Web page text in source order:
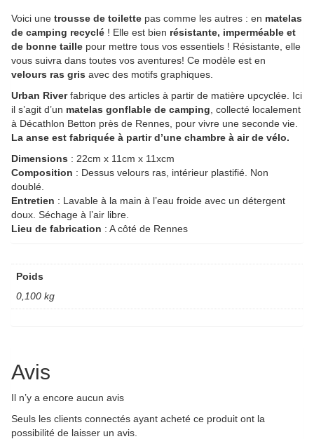
Voici une trousse de toilette pas comme les autres : en matelas
de camping recyclé ! Elle est bien résistante, imperméable et
de bonne taille pour mettre tous vos essentiels ! Résistante, elle
vous suivra dans toutes vos aventures! Ce modèle est en
velours ras gris avec des motifs graphiques.
Urban Riverfabrique des articles à partir de matière upcyclée. Ici
il s’agit d’un matelas gonflable de camping, collecté localement
à Décathlon Betton près de Rennes, pour vivre une seconde vie.
La anse est fabriquée à partir d’une chambre à air de vélo.
Dimensions : 22cm x 11cm x 11xcm
Composition : Dessus velours ras, intérieur plastifié. Non
doublé.
Entretien : Lavable à la main à l’eau froide avec un détergent
doux. Séchage à l’air libre.
Lieu de fabrication : A côté de Rennes
Poids
0,100 kg
Avis
Il n’y a encore aucun avis
Seuls les clients connectés ayant acheté ce produit ont la
possibilité de laisser un avis.